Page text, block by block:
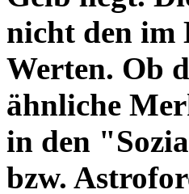
nicht den im
Werten. Ob
ähnliche
in den
bzw.